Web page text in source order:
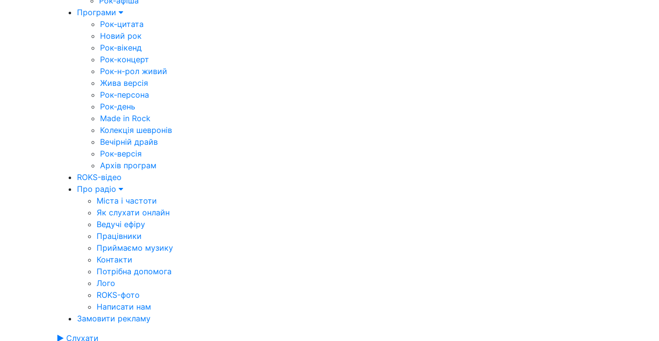
Програми
Рок-цитата
Новий рок
Рок-вікенд
Рок-концерт
Рок-н-рол живий
Жива версія
Рок-персона
Рок-день
Made in Rock
Колекція шевронів
Вечірній драйв
Рок-версія
Архів програм
ROKS-відео
Про радіо
Міста і частоти
Як слухати онлайн
Ведучі ефіру
Працівники
Приймаємо музику
Контакти
Потрібна допомога
Лого
ROKS-фото
Написати нам
Замовити рекламу
Слухати